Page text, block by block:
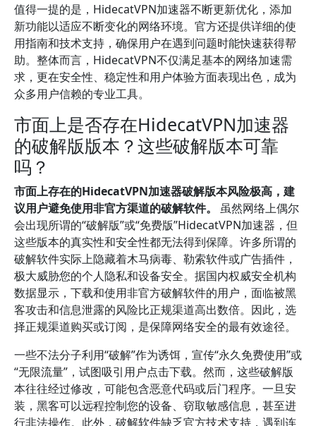
值得一提的是，HidecatVPN加速器不断更新优化，添加
新功能以适应不断变化的网络环境。官方还提供详细的使
用指南和技术支持，确保用户在遇到问题时能快速获得帮
助。整体而言，HidecatVPN不仅满足基本的网络加速需
求，更在安全性、稳定性和用户体验方面表现出色，成为
众多用户信赖的专业工具。
市面上是否存在HidecatVPN加速器
的破解版版本？这些破解版本可靠
吗？
市面上存在的HidecatVPN加速器破解版本风险极高，建
议用户避免使用非官方渠道的破解软件。
虽然网络上偶尔
会出现所谓的“破解版”或“免费版”HidecatVPN加速器，但
这些版本的真实性和安全性都无法得到保障。许多所谓的
破解软件实际上隐藏着木马病毒、勒索软件或广告插件，
极大威胁您的个人隐私和设备安全。据国内权威安全机构
数据显示，下载和使用非官方破解软件的用户，面临被黑
客攻击和信息泄露的风险比正规渠道高出数倍。因此，选
择正规渠道购买或订阅，是保障网络安全的最有效途径。
一些不法分子利用“破解”作为诱饵，宣传“永久免费使用”或
“无限流量”，试图吸引用户点击下载。然而，这些破解版
本往往经过修改，可能包含恶意代码或后门程序。一旦安
装，黑客可以远程控制您的设备、窃取敏感信息，甚至进
行非法操作。此外，破解软件缺乏官方技术支持，遇到连